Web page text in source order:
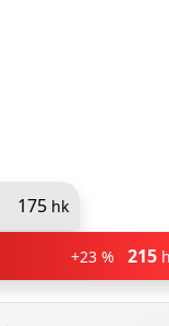
175 hk
+23 % 215